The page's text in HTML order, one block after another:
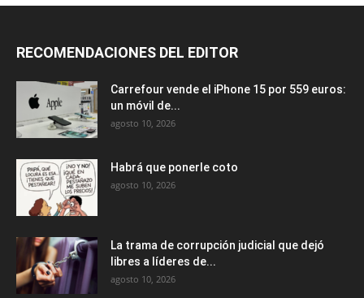
RECOMENDACIONES DEL EDITOR
Carrefour vende el iPhone 15 por 559 euros:
un móvil de...
agosto 10, 2026
Habrá que ponerle coto
agosto 10, 2026
La trama de corrupción judicial que dejó
libres a líderes de...
agosto 10, 2026